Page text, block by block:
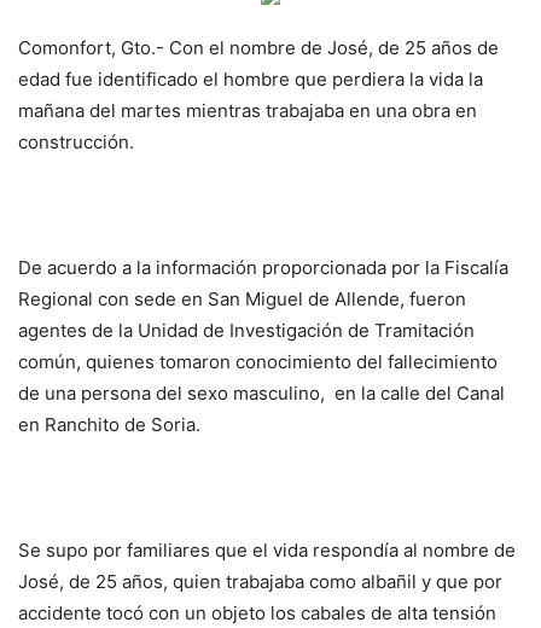
Comonfort, Gto.- Con el nombre de José, de 25 años de
edad fue identificado el hombre que perdiera la vida la
mañana del martes mientras trabajaba en una obra en
construcción.
De acuerdo a la información proporcionada por la Fiscalía
Regional con sede en San Miguel de Allende, fueron
agentes de la Unidad de Investigación de Tramitación
común, quienes tomaron conocimiento del fallecimiento
de una persona del sexo masculino, en la calle del Canal
en Ranchito de Soria.
Se supo por familiares que el vida respondía al nombre de
José, de 25 años, quien trabajaba como albañil y que por
accidente tocó con un objeto los cabales de alta tensión